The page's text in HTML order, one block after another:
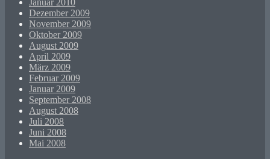
Dezember 2009
November 2009
Oktober 2009
August 2009
April 2009
März 2009
Februar 2009
Januar 2009
September 2008
August 2008
Juli 2008
Juni 2008
Mai 2008